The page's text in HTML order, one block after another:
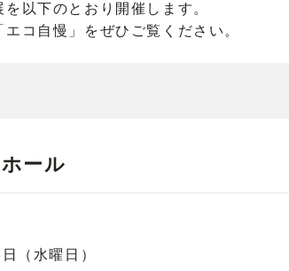
以下のとおり開催します。
コ自慢」をぜひご覧ください。
ール
（水曜日）